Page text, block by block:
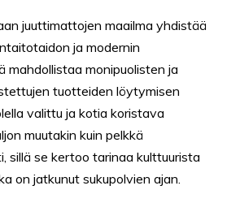
juuttimattojen maailma yhdistää
ja modernin
mahdollistaa monipuolisten ja
tuotteiden löytymisen
valittu ja kotia koristava
muutakin kuin pelkkä
sillä se kertoo tarinaa kulttuurista
on jatkunut sukupolvien ajan.